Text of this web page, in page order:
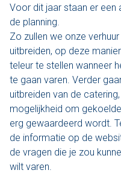
Rotterdam
Haarlem
Leiden
Den Haag
Loosdrecht
Vecht
Voor dit jaar staan er een
de planning.
Zo zullen we onze
uitbreiden, op deze
teleur te stellen wanneer
te gaan varen. Verder
uitbreiden van de
mogelijkheid om
erg gewaardeerd wordt.
de informatie op de
de vragen die je zou
wilt varen.